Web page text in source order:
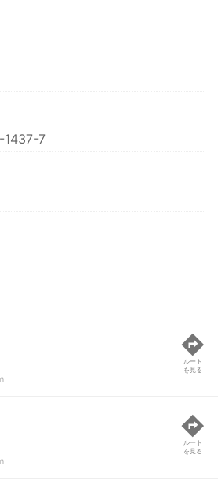
1437-7
ルート
を見る
ルート
を見る